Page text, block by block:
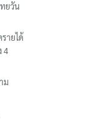
ยวัน
ายได้
4
ม